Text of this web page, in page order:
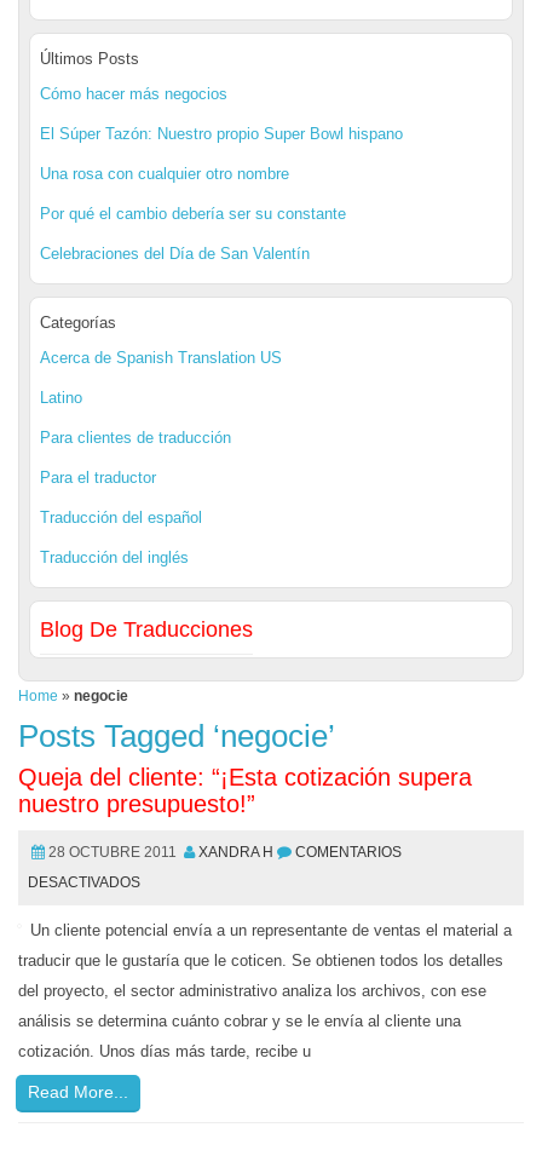
Últimos Posts
Cómo hacer más negocios
El Súper Tazón: Nuestro propio Super Bowl hispano
Una rosa con cualquier otro nombre
Por qué el cambio debería ser su constante
Celebraciones del Día de San Valentín
Categorías
Acerca de Spanish Translation US
Latino
Para clientes de traducción
Para el traductor
Traducción del español
Traducción del inglés
Blog De Traducciones
Home » negocie
Posts Tagged ‘negocie’
Queja del cliente: “¡Esta cotización supera
nuestro presupuesto!”
28 OCTUBRE 2011 XANDRA H
COMENTARIOS
DESACTIVADOS
Un cliente potencial envía a un representante de ventas el material a
traducir que le gustaría que le coticen. Se obtienen todos los detalles
del proyecto, el sector administrativo analiza los archivos, con ese
análisis se determina cuánto cobrar y se le envía al cliente una
cotización. Unos días más tarde, recibe u
Read More...